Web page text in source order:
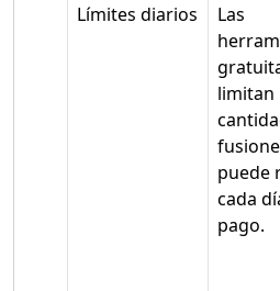
Límites diarios
Las
limitan
puede
cada
pago.